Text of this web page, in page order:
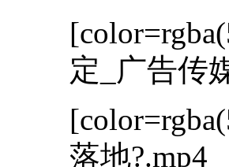
定_广告传
落地?.mp4